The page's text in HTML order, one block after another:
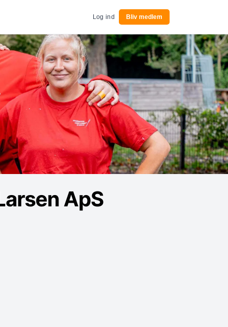
Log ind Bliv medlem
ApS